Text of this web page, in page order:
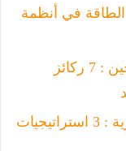
في أنظمة
كفاءة الطاقة في وحدات الهيدروجين : 7 ركائز
كفاءة الطاقة في المبادلات الحرارية : 3 استراتيجيات